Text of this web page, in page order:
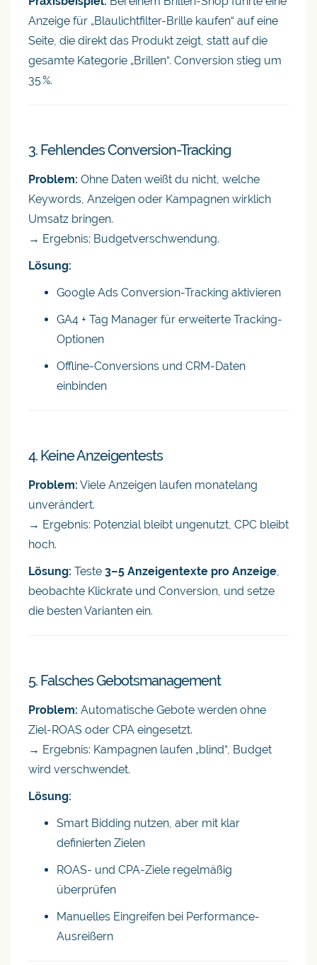
Anzeige für „Blaulichtfilter-Brille kaufen“ auf eine
Seite, die direkt das Produkt zeigt, statt auf die
gesamte Kategorie „Brillen“. Conversion stieg um
35 %.
3. Fehlendes Conversion-Tracking
Problem: Ohne Daten weißt du nicht, welche
Keywords, Anzeigen oder Kampagnen wirklich
Umsatz bringen.
→ Ergebnis: Budgetverschwendung.
Lösung:
Google Ads Conversion-Tracking aktivieren
GA4 + Tag Manager für erweiterte Tracking-
Optionen
Offline-Conversions und CRM-Daten
einbinden
4. Keine Anzeigentests
Problem: Viele Anzeigen laufen monatelang
unverändert.
→ Ergebnis: Potenzial bleibt ungenutzt, CPC bleibt
hoch.
Lösung: Teste 3–5 Anzeigentexte pro Anzeige,
beobachte Klickrate und Conversion, und setze
die besten Varianten ein.
5. Falsches Gebotsmanagement
Problem: Automatische Gebote werden ohne
Ziel-ROAS oder CPA eingesetzt.
→ Ergebnis: Kampagnen laufen „blind“, Budget
wird verschwendet.
Lösung:
Smart Bidding nutzen, aber mit klar
definierten Zielen
ROAS- und CPA-Ziele regelmäßig
überprüfen
Manuelles Eingreifen bei Performance-
Ausreißern